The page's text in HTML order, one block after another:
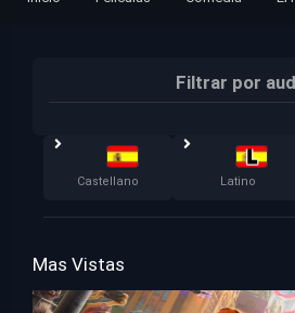
Filtrar por
Castellano Latino
Mas Vistas